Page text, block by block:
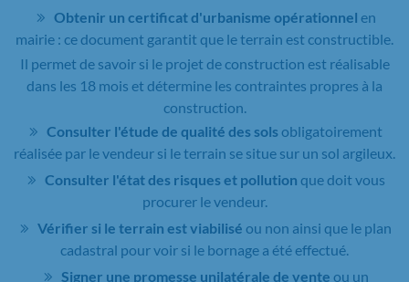
Obtenir un certificat d'urbanisme opérationnel en
mairie : ce document garantit que le terrain est constructible.
Il permet de savoir si le projet de construction est réalisable
dans les 18 mois et détermine les contraintes propres à la
construction.
Consulter l'étude de qualité des sols obligatoirement
réalisée par le vendeur si le terrain se situe sur un sol argileux.
Consulter l'état des risques et pollution que doit vous
procurer le vendeur.
Vérifier si le terrain est viabilisé ou non ainsi que le plan
cadastral pour voir si le bornage a été effectué.
Signer une promesse unilatérale de vente ou un